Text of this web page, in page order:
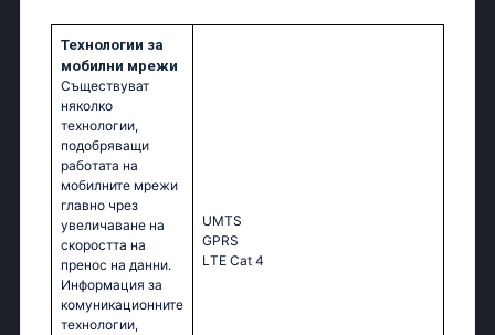
Технологии за
мобилни мрежи
Съществуват
няколко
технологии,
подобряващи
работата на
мобилните мрежи
главно чрез
увеличаване на
скоростта на
пренос на данни.
Информация за
комуникационните
технологии,
UМТS
GРRS
LТЕ Саt 4